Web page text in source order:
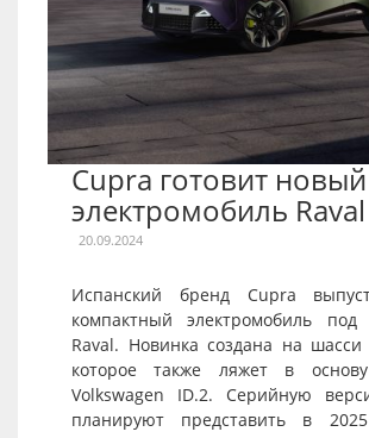
Cupra готовит новый
электромобиль Raval
20.09.2024
Испанский бренд Cupra
компактный электромобиль под
Raval. Новинка создана на шасси
которое также ляжет в
Volkswagen ID.2. Серийную
планируют представить в